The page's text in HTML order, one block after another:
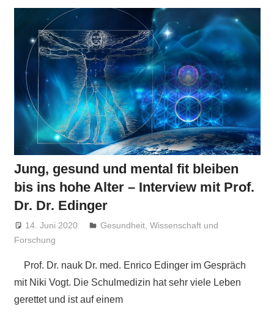
Jung, gesund und mental fit bleiben
bis ins hohe Alter – Interview mit Prof.
Dr. Dr. Edinger
14. Juni 2020 Niki Vogt
Gesundheit,Wissenschaft und
Forschung
Prof. Dr. nauk Dr. med. Enrico Edinger im Gespräch
mit Niki Vogt. Die Schulmedizin hat sehr viele Leben
gerettet und ist auf einem